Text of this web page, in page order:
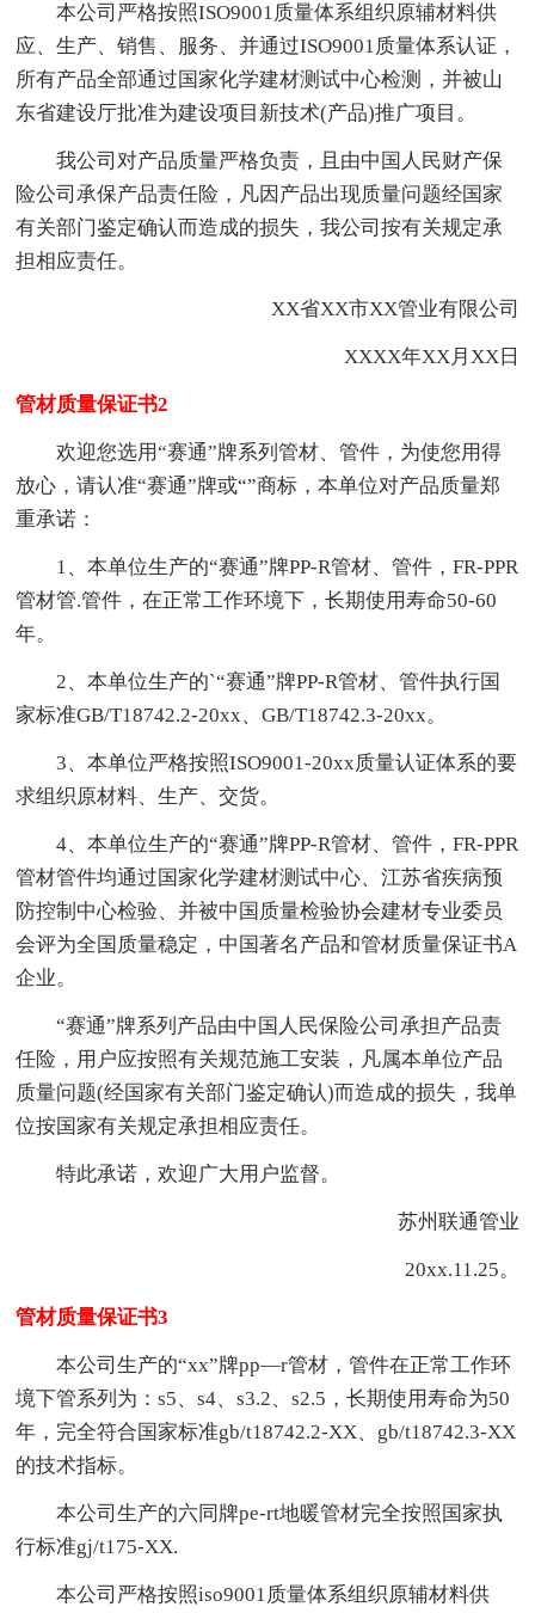
本公司严格按照ISO9001质量体系组织原辅材料供
应、生产、销售、服务、并通过ISO9001质量体系认证，
所有产品全部通过国家化学建材测试中心检测，并被山
东省建设厅批准为建设项目新技术(产品)推广项目。
我公司对产品质量严格负责，且由中国人民财产保
险公司承保产品责任险，凡因产品出现质量问题经国家
有关部门鉴定确认而造成的损失，我公司按有关规定承
担相应责任。
XX省XX市XX管业有限公司
XXXX年XX月XX日
管材质量保证书2
欢迎您选用“赛通”牌系列管材、管件，为使您用得
放心，请认准“赛通”牌或“”商标，本单位对产品质量郑
重承诺：
1、本单位生产的“赛通”牌PP-R管材、管件，FR-PPR
管材管.管件，在正常工作环境下，长期使用寿命50-60
年。
2、本单位生产的`“赛通”牌PP-R管材、管件执行国
家标准GB/T18742.2-20xx、GB/T18742.3-20xx。
3、本单位严格按照ISO9001-20xx质量认证体系的要
求组织原材料、生产、交货。
4、本单位生产的“赛通”牌PP-R管材、管件，FR-PPR
管材管件均通过国家化学建材测试中心、江苏省疾病预
防控制中心检验、并被中国质量检验协会建材专业委员
会评为全国质量稳定，中国著名产品和管材质量保证书A
企业。
“赛通”牌系列产品由中国人民保险公司承担产品责
任险，用户应按照有关规范施工安装，凡属本单位产品
质量问题(经国家有关部门鉴定确认)而造成的损失，我单
位按国家有关规定承担相应责任。
特此承诺，欢迎广大用户监督。
苏州联通管业
20xx.11.25。
管材质量保证书3
本公司生产的“xx”牌pp—r管材，管件在正常工作环
境下管系列为：s5、s4、s3.2、s2.5，长期使用寿命为50
年，完全符合国家标准gb/t18742.2-XX、gb/t18742.3-XX
的技术指标。
本公司生产的六同牌pe-rt地暖管材完全按照国家执
行标准gj/t175-XX.
本公司严格按照iso9001质量体系组织原辅材料供